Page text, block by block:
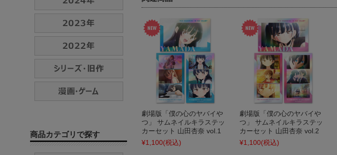
劇場版「僕の心のヤバイや
つ」 サムネイルキラステッ
カーセット 山田杏奈 vol.1
¥1,100(税込)
劇場版「僕の心のヤバイや
つ」 サムネイルキラステッ
カーセット 山田杏奈 vol.2
¥1,100(税込)
商品カテゴリで探す